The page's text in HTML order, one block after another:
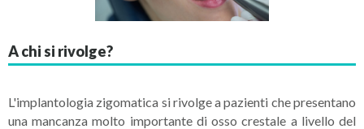
A chi si rivolge?
L'implantologia zigomatica si rivolge a pazienti che presentano
una mancanza molto importante di osso crestale a livello del